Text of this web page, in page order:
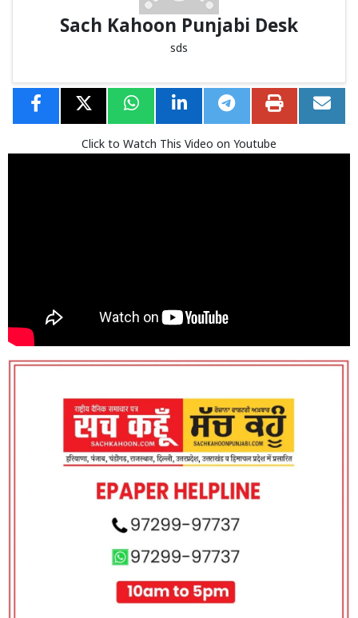
Sach Kahoon Punjabi Desk
sds
Click to Watch This Video on Youtube